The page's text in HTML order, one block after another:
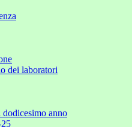
dei laboratori
anno